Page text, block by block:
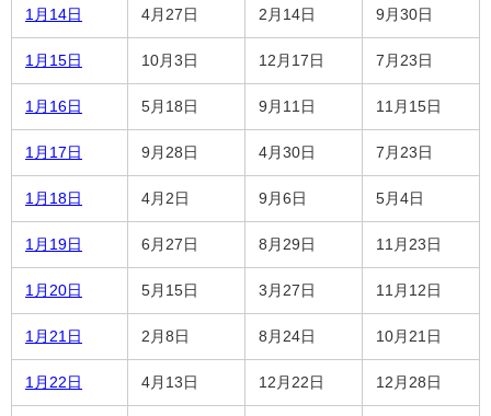
1月14日 4月27日 2月14日 9月30日
1月15日 10月3日 12月17日 7月23日
1月16日 5月18日 9月11日 11月15日
1月17日 9月28日 4月30日 7月23日
1月18日 4月2日 9月6日 5月4日
1月19日 6月27日 8月29日 11月23日
1月20日 5月15日 3月27日 11月12日
1月21日 2月8日 8月24日 10月21日
1月22日 4月13日 12月22日 12月28日